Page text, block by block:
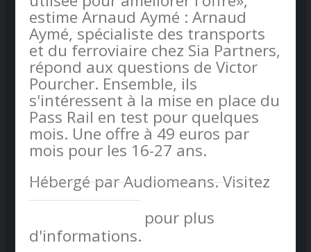
estime Arnaud Aymé : Arnaud
Aymé, spécialiste des transports
et du ferroviaire chez Sia Partners,
répond aux questions de Victor
Pourcher. Ensemble, ils
s'intéressent à la mise en place du
Pass Rail en test pour quelques
mois. Une offre à 49 euros par
mois pour les 16-27 ans.
Hébergé par Audiomeans. Visitez
audiomeans.fr/politique-de-
pour plus
d'informations.